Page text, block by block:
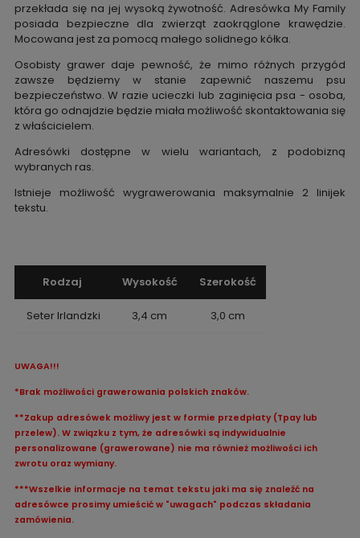
przekłada się na jej wysoką żywotność. Adresówka My Family
posiada bezpieczne dla zwierząt zaokrąglone krawędzie.
Mocowana jest za pomocą małego solidnego kółka.
Osobisty grawer daje pewność, że mimo różnych przygód
zawsze będziemy w stanie zapewnić naszemu psu
bezpieczeństwo. W razie ucieczki lub zaginięcia psa - osoba,
która go odnajdzie będzie miała możliwość skontaktowania się
z właścicielem.
Adresówki dostępne w wielu wariantach, z podobizną
wybranych ras.
Istnieje możliwość wygrawerowania maksymalnie 2 linijek
tekstu.
Rodzaj Wysokość Szerokość
Seter Irlandzki 3,4 cm 3,0 cm
UWAGA!!!
*Brak możliwości grawerowania polskich znaków.
**Zakup adresówek możliwy jest w formie przedpłaty (Tpay lub
przelew). W związku z tym, że adresówki są indywidualnie
personalizowane (grawerowane) nie ma również możliwości ich
zwrotu oraz wymiany.
***Wszelkie informacje na temat tekstu jaki ma się znaleźć na
adresówce prosimy umieścić w "uwagach" podczas składania
zamówienia.